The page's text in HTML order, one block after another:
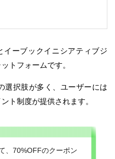
イーブックイニシアティブジ
トフォームです。
選択肢が多く、ユーザーには
ト制度が提供されます。
、70%OFFのクーポン